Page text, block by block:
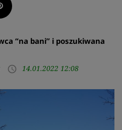
Pinterest
“na bani” i poszukiwana
access_time 14.01.2022 12:08